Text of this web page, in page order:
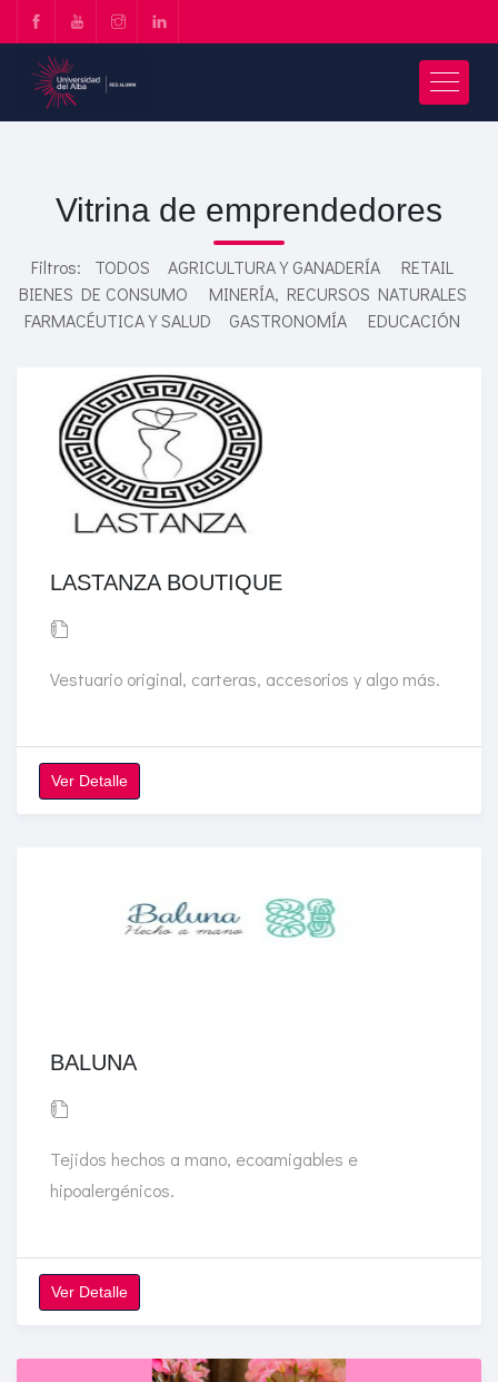
Vitrina de emprendedores
Filtros: TODOS AGRICULTURA Y GANADERÍA
RETAIL
BIENES DE CONSUMO
MINERÍA, RECURSOS NATURALES
FARMACÉUTICA Y SALUD
GASTRONOMÍA EDUCACIÓN
LASTANZA BOUTIQUE
Vestuario original, carteras, accesorios y algo más.
Ver Detalle
BALUNA
Tejidos hechos a mano, ecoamigables e
hipoalergénicos.
Ver Detalle